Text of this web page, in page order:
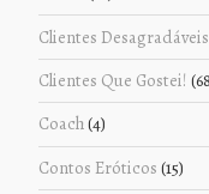
Clientes Desagradáveis
Clientes Que Gostei!
Coach(4)
Contos Eróticos (15)